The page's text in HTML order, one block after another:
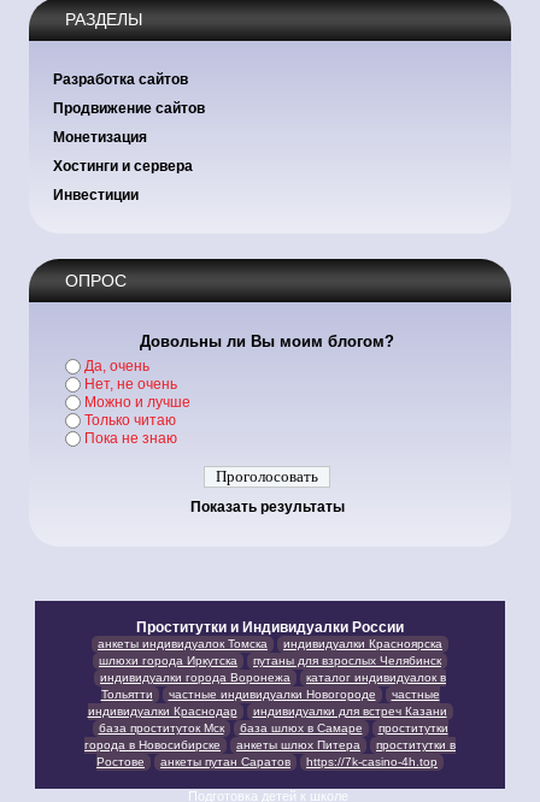
РАЗДЕЛЫ
Разработка сайтов
Продвижение сайтов
Монетизация
Хостинги и сервера
Инвестиции
ОПРОС
Довольны ли Вы моим блогом?
Да, очень
Нет, не очень
Можно и лучше
Только читаю
Пока не знаю
Показать результаты
Проститутки и Индивидуалки России
анкеты индивидуалок Томска
индивидуалки Красноярска
шлюхи города Иркутска
путаны для взрослых Челябинск
индивидуалки города Воронежа
каталог индивидуалок в
Тольятти
частные индивидуалки Новогороде
частные
индивидуалки Краснодар
индивидуалки для встреч Казани
база проституток Мск
база шлюх в Самаре
проститутки
города в Новосибирске
анкеты шлюх Питера
проститутки в
Ростове
анкеты путан Саратов https://7k-casino-4h.top
Подготовка детей к школе